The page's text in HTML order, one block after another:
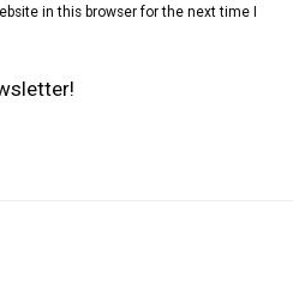
in this browser for the next time I